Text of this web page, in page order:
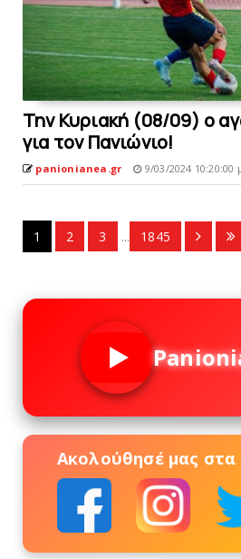
Την Κυριακή (08/09) ο
για τον Πανιώνιο!
panionianea.gr 9/03/2024 10:20:00
1 2 3 ... 1845
Ακολούθησέ μας στα